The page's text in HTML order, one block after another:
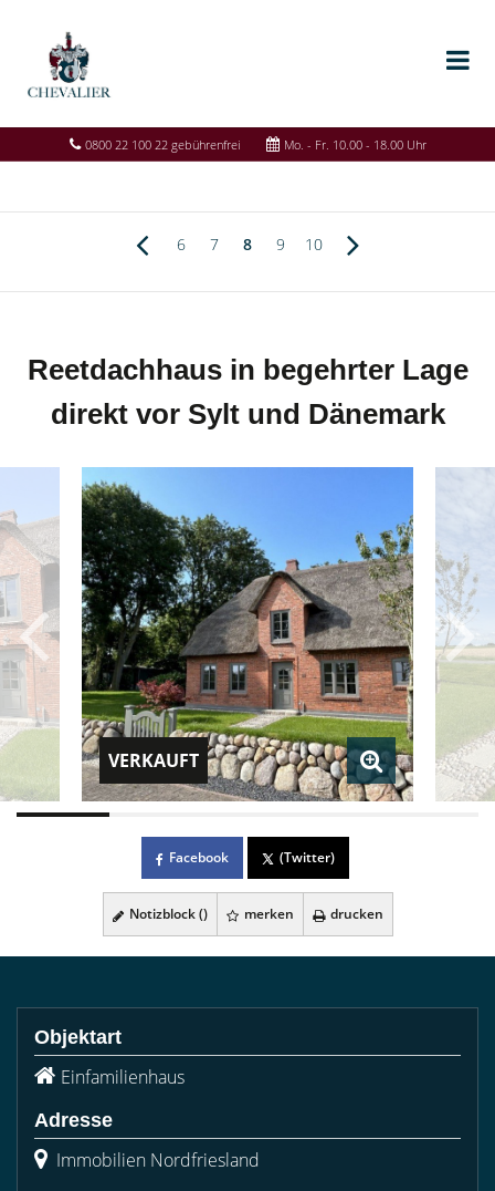
0800 22 100 22 gebührenfrei Mo. - Fr. 10.00 - 18.00 Uhr
6 7 8 9 10
Reetdachhaus in begehrter Lage
direkt vor Sylt und Dänemark
VERKAUFT
Facebook (Twitter)
Notizblock () merken drucken
Objektart
Einfamilienhaus
Adresse
Immobilien Nordfriesland